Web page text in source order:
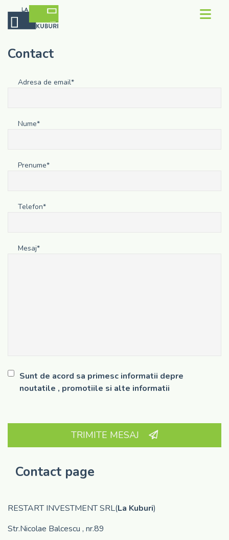
Contact
Adresa de email*
Nume*
Prenume*
Telefon*
Mesaj*
Sunt de acord sa primesc informatii depre
noutatile , promotiile si alte informatii
TRIMITE MESAJ
Contact page
RESTART INVESTMENT SRL(La Kuburi)
Str.Nicolae Balcescu , nr.89